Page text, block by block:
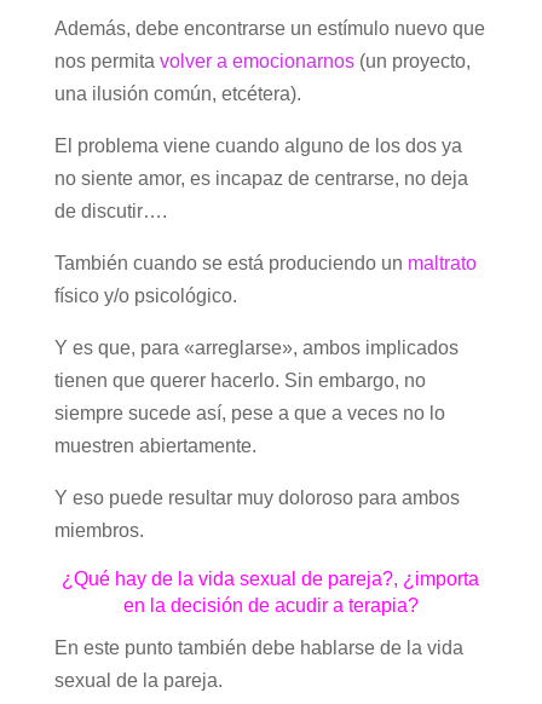
Además, debe encontrarse un estímulo nuevo que
nos permita volver a emocionarnos(un proyecto,
una ilusión común, etcétera).
El problema viene cuando alguno de los dos ya
no siente amor, es incapaz de centrarse, no deja
de discutir….
También cuando se está produciendo un maltrato
físico y/o psicológico.
Y es que, para «arreglarse», ambos implicados
tienen que querer hacerlo. Sin embargo, no
siempre sucede así, pese a que a veces no lo
muestren abiertamente.
Y eso puede resultar muy doloroso para ambos
miembros.
¿Qué hay de la vida sexual de pareja?, ¿importa
en la decisión de acudir a terapia?
En este punto también debe hablarse de la vida
sexual de la pareja.